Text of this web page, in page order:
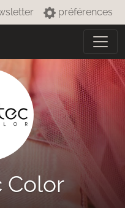
préférences
Color